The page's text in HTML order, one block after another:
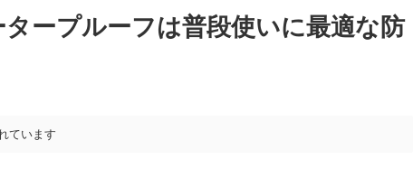
ープルーフは普段使いに最適な防
ています